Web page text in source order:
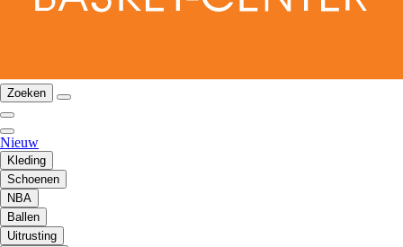
Zoeken
Nieuw
Kleding
Schoenen
NBA
Ballen
Uitrusting